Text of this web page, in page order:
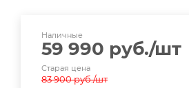
Наличные
59 990 руб./шт
Старая цена
83 900руб./шт